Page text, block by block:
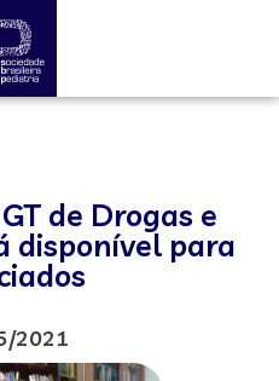
de Drogas e
disponível para
2021